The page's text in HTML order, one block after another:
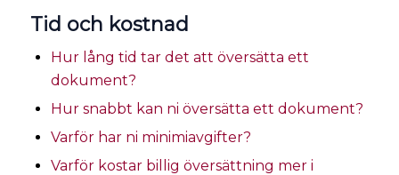
Tid och kostnad
Hur lång tid tar det att översätta ett
dokument?
Hur snabbt kan ni översätta ett dokument?
Varför har ni minimiavgifter?
Varför kostar billig översättning mer i